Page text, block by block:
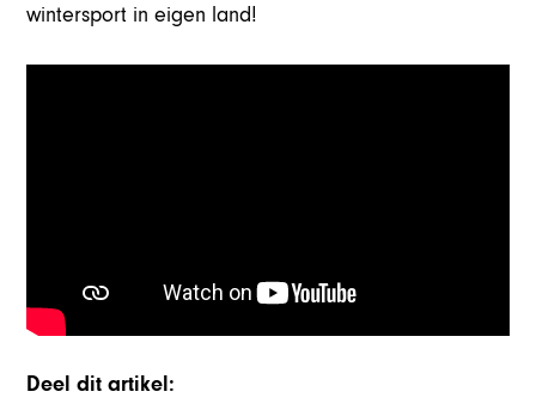
wintersport in eigen land!
Deel dit artikel: